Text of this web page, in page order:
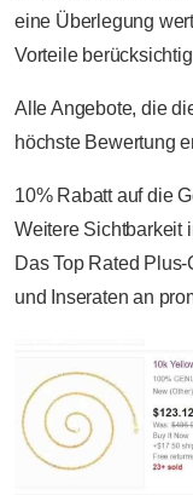
eine Überlegung
Vorteile
Alle Angebote, die
höchste Bewertung
10% Rabatt auf die
Weitere Sichtbarkeit
Das Top Rated
und Inseraten an